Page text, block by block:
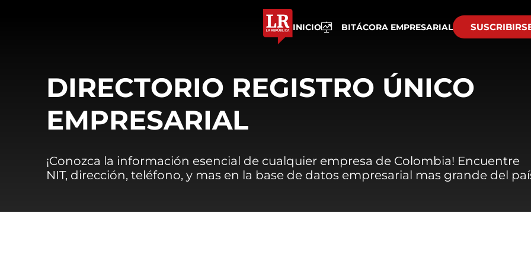
INICIO BITÁCORA EMPRESARIAL
DIRECTORIO REGISTRO ÚNICO
EMPRESARIAL
¡Conozca la información esencial de cualquier empresa de Colombia! Encuentre
NIT, dirección, teléfono, y mas en la base de datos empresarial mas grande del